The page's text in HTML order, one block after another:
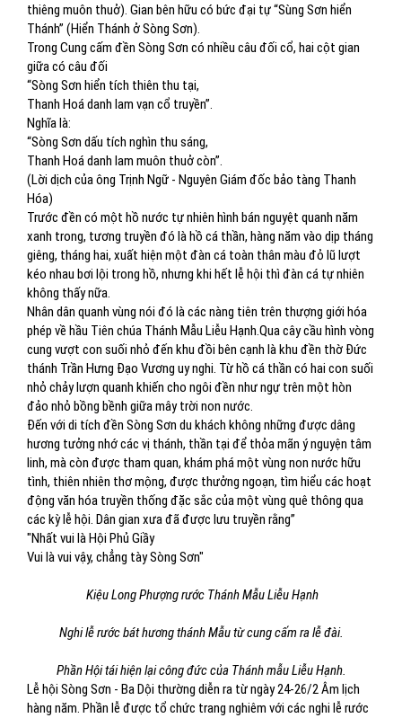
thiêng muôn thuở). Gian bên hữu có bức đại tự “Sùng Sơn hiển
Thánh” (Hiển Thánh ở Sòng Sơn).
Trong Cung cấm đền Sòng Sơn có nhiều câu đối cổ, hai cột gian
giữa có câu đối
“Sòng Sơn hiển tích thiên thu tại,
Thanh Hoá danh lam vạn cổ truyền”.
Nghĩa là:
“Sòng Sơn dấu tích nghìn thu sáng,
Thanh Hoá danh lam muôn thuở còn”.
(Lời dịch của ông Trịnh Ngữ - Nguyên Giám đốc bảo tàng Thanh
Hóa)
Trước đền có một hồ nước tự nhiên hình bán nguyệt quanh năm
xanh trong, tương truyền đó là hồ cá thần, hàng năm vào dịp tháng
giêng, tháng hai, xuất hiện một đàn cá toàn thân màu đỏ lũ lượt
kéo nhau bơi lội trong hồ, nhưng khi hết lễ hội thì đàn cá tự nhiên
không thấy nữa.
Nhân dân quanh vùng nói đó là các nàng tiên trên thượng giới hóa
phép về hầu Tiên chúa Thánh Mẫu Liễu Hạnh.Qua cây cầu hình vòng
cung vượt con suối nhỏ đến khu đồi bên cạnh là khu đền thờ Đức
thánh Trần Hưng Đạo Vương uy nghi. Từ hồ cá thần có hai con suối
nhỏ chảy lượn quanh khiến cho ngôi đền như ngự trên một hòn
đảo nhỏ bồng bềnh giữa mây trời non nước.
Đến với di tích đền Sòng Sơn du khách không những được dâng
hương tưởng nhớ các vị thánh, thần tại để thỏa mãn ý nguyện tâm
linh, mà còn được tham quan, khám phá một vùng non nước hữu
tình, thiên nhiên thơ mộng, được thưởng ngoạn, tìm hiểu các hoạt
động văn hóa truyền thống đặc sắc của một vùng quê thông qua
các kỳ lễ hội. Dân gian xưa đã được lưu truyền rằng”
"Nhất vui là Hội Phủ Giầy
Vui là vui vậy, chẳng tày Sòng Sơn"
Kiệu Long Phượng rước Thánh Mẫu Liễu Hạnh
Nghi lễ rước bát hương thánh Mẫu từ cung cấm ra lễ đài.
Phần Hội tái hiện lại công đức của Thánh mẫu Liễu Hạnh.
Lễ hội Sòng Sơn - Ba Dội thường diễn ra từ ngày 24-26/2 Âm lịch
hàng năm. Phần lễ được tổ chức trang nghiêm với các nghi lễ rước